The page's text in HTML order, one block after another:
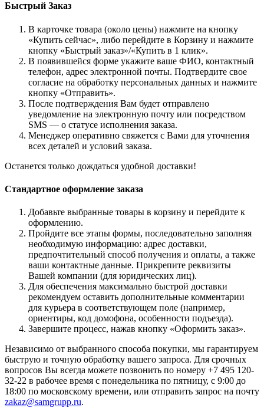
Быстрый Заказ
В карточке товара (около цены) нажмите на кнопку
«Купить сейчас», либо перейдите в Корзину и нажмите
кнопку «Быстрый заказ»/«Купить в 1 клик».
В появившейся форме укажите ваше ФИО, контактный
телефон, адрес электронной почты. Подтвердите свое
согласие на обработку персональных данных и нажмите
кнопку «Отправить».
После подтверждения Вам будет отправлено
уведомление на электронную почту или посредством
SMS — о статусе исполнения заказа.
Менеджер оперативно свяжется с Вами для уточнения
всех деталей и условий заказа.
Останется только дождаться удобной доставки!
Стандартное оформление заказа
Добавьте выбранные товары в корзину и перейдите к
оформлению.
Пройдите все этапы формы, последовательно заполняя
необходимую информацию: адрес доставки,
предпочтительный способ получения и оплаты, а также
ваши контактные данные. Прикрепите реквизиты
Вашей компании (для юридических лиц).
Для обеспечения максимально быстрой доставки
рекомендуем оставить дополнительные комментарии
для курьера в соответствующем поле (например,
ориентиры, код домофона, особенности подъезда).
Завершите процесс, нажав кнопку «Оформить заказ».
Независимо от выбранного способа покупки, мы гарантируем
быструю и точную обработку вашего запроса. Для срочных
вопросов Вы всегда можете позвонить по номеру +7 495 120-
32-22 в рабочее время с понедельника по пятницу, с 9:00 до
18:00 по московскому времени, или отправить запрос на почту
zakaz@samgrupp.ru.